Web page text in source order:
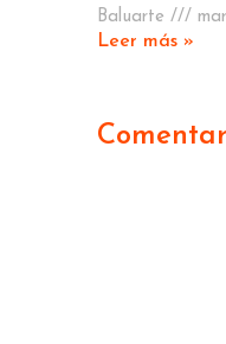
Baluarte
Leer más »